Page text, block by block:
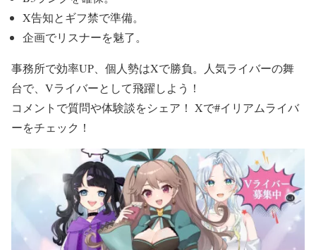
X告知とギフ禁で準備。
企画でリスナーを魅了。
事務所で効率UP、個人勢はXで勝負。人気ライバーの舞
台で、Vライバーとして飛躍しよう！
コメントで質問や体験談をシェア！ Xで#イリアムライバ
ーをチェック！